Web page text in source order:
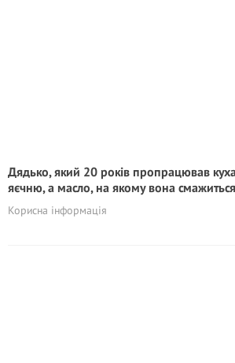
Дядько, який 20 років пропрацював
яєчню, а масло, на якому вона
Корисна інформація